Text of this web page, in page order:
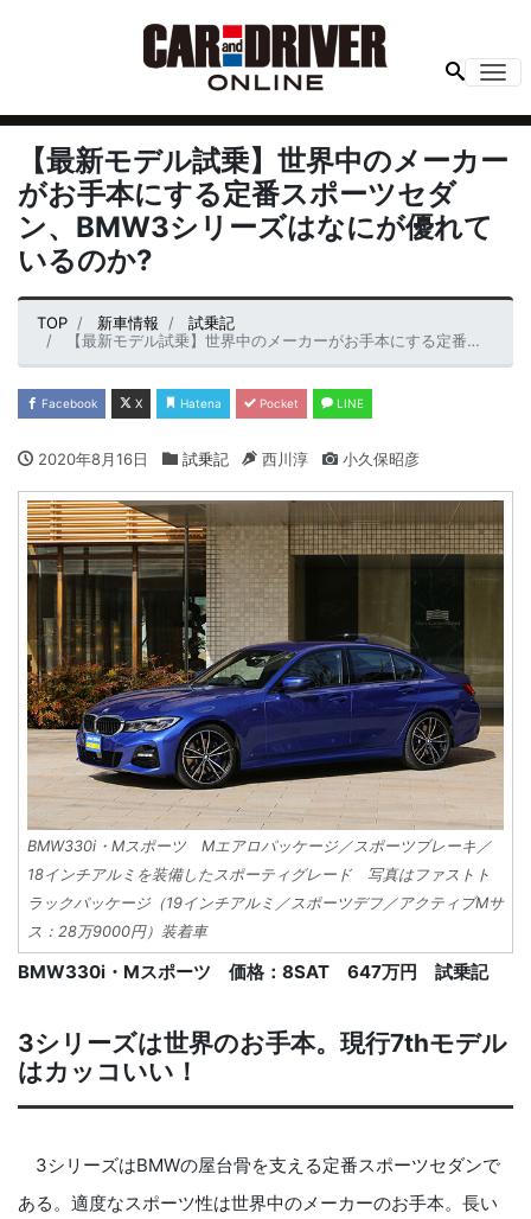
【最新モデル試乗】世界中のメーカー
がお手本にする定番スポーツセダ
ン、BMW3シリーズはなにが優れて
いるのか?
TOP 新車情報
試乗記
【最新モデル試乗】世界中のメーカーがお手本にする定番スポーツセダン、BMW3シリーズはなにが優れているのか?
Facebook X Hatena Pocket LINE
2020年8月16日 試乗記 西川淳 小久保昭彦
BMW330i・Mスポーツ Mエアロパッケージ／スポーツブレーキ／
18インチアルミを装備したスポーティグレード 写真はファストト
ラックパッケージ（19インチアルミ／スポーツデフ／アクティブMサ
ス：28万9000円）装着車
BMW330i・Mスポーツ 価格：8SAT 647万円 試乗記
3シリーズは世界のお手本。現行7thモデル
はカッコいい！
3シリーズはBMWの屋台骨を支える定番スポーツセダンで
ある。適度なスポーツ性は世界中のメーカーのお手本。長い